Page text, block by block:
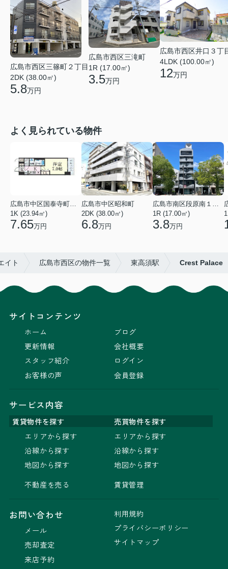
広島市西区三篠町２丁目
2DK (38.00㎡)
5.8万円
広島市西区三滝町
1R (17.00㎡)
3.5万円
広島市西区井口３丁
4LDK (100.00㎡)
12万円
よく見られている物件
広島市中区国泰寺町２丁目
1K (23.94㎡)
7.65万円
広島市中区昭和町
2DK (38.00㎡)
6.8万円
広島市南区段原南１丁目
1R (17.00㎡)
3.8万円
イト 広島市西区の物件一覧 東高須駅 Crest Palace
サイトコンテンツ
ホーム
更新情報
スタッフ紹介
お客様の声
ブログ
会社概要
ログイン
会員登録
サービス内容
賃貸物件を探す
売買物件を探す
エリアから探す
沿線から探す
地図から探す
不動産を売る
エリアから探す
沿線から探す
地図から探す
賃貸管理
お問い合わせ
メール
売却査定
来店予約
利用規約
プライバシーポリシー
サイトマップ